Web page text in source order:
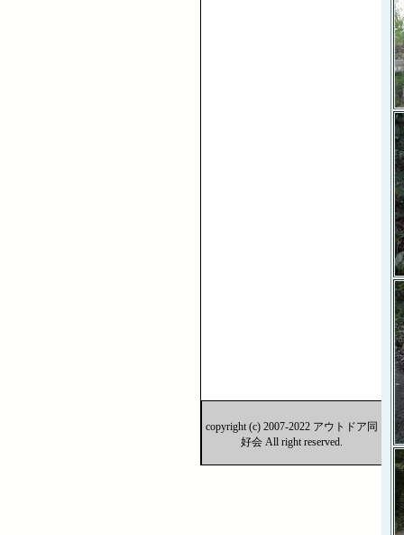
copyright (c) 2007-2022 アウトドア同
好会 All right reserved.